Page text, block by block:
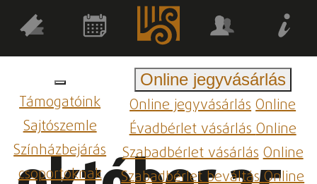
Támogatóink
Sajtószemle
Színházbejárás
csoportoknak
Online jegyvásárlás
Online jegyvásárlásOnline
Évadbérlet vásárlásOnline
Szabadbérlet vásárlásOnline
Szabadbérlet beváltásOnline